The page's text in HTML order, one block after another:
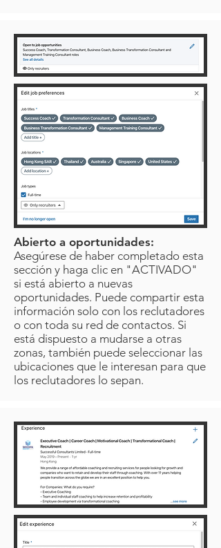
Abierto a oportunidades:
Asegúrese de haber completado esta
sección y haga clic en "ACTIVADO"
si está abierto a nuevas
oportunidades. Puede compartir esta
información solo con los reclutadores
o con toda su red de contactos. Si
está dispuesto a mudarse a otras
zonas, también puede seleccionar las
ubicaciones que le interesan para que
los reclutadores lo sepan.